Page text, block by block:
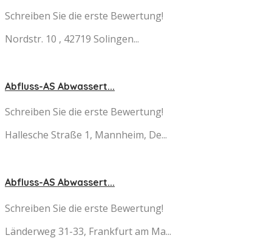
Schreiben Sie die erste Bewertung!
Nordstr. 10 , 42719 Solingen...
Abfluss-AS Abwassert...
Schreiben Sie die erste Bewertung!
Hallesche Straße 1, Mannheim, De...
Abfluss-AS Abwassert...
Schreiben Sie die erste Bewertung!
Länderweg 31-33, Frankfurt am Ma...